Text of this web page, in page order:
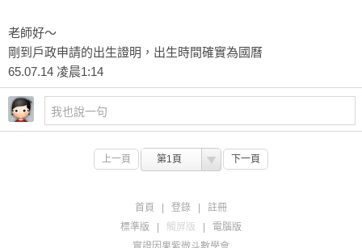
老師好～
剛到戶政申請的出生證明，出生時間確實為國曆
65.07.14 凌晨1:14
上一頁 第1頁 下一頁
首頁 登錄
註冊
標準版
觸屏版
電腦版